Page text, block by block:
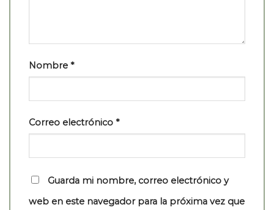
Nombre *
Correo electrónico *
Guarda mi nombre, correo electrónico y
web en este navegador para la próxima vez que